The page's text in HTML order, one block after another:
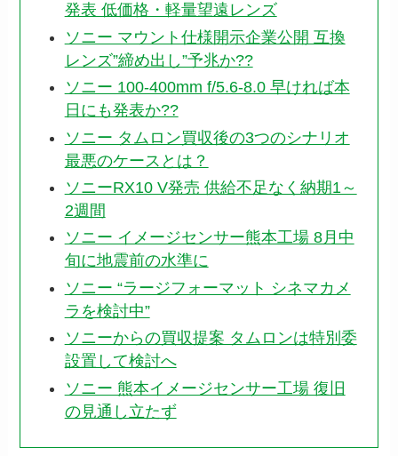
発表 低価格・軽量望遠レンズ
ソニー マウント仕様開示企業公開 互換
レンズ”締め出し”予兆か??
ソニー 100-400mm f/5.6-8.0 早ければ本
日にも発表か??
ソニー タムロン買収後の3つのシナリオ
最悪のケースとは？
ソニーRX10 V発売 供給不足なく納期1～
2週間
ソニー イメージセンサー熊本工場 8月中
旬に地震前の水準に
ソニー “ラージフォーマット シネマカメ
ラを検討中”
ソニーからの買収提案 タムロンは特別委
設置して検討へ
ソニー 熊本イメージセンサー工場 復旧
の見通し立たず